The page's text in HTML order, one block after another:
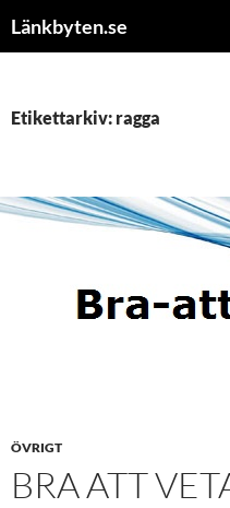
tillLänkbyten.se
Etikettarkiv: ragga
ÖVRIGT
BRA ATT